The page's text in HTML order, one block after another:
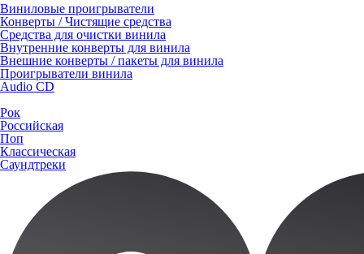
Виниловые проигрыватели
Конверты / Чистящие средства
Средства для очистки винила
Внутренние конверты для винила
Внешние конверты / пакеты для винила
Проигрыватели винила
Audio CD
Рок
Российская
Поп
Классическая
Саундтреки